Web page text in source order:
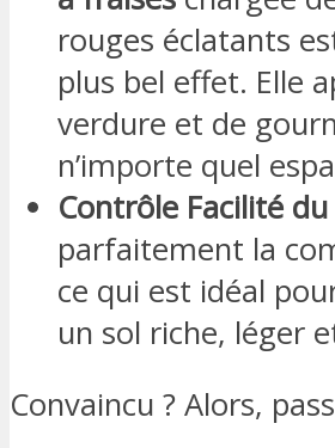
rouges éclatants
plus bel effet. Elle
verdure et de
n’importe quel
Contrôle Facilité
parfaitement la
ce qui est idéal
un sol riche, léger
Convaincu ? Alors,